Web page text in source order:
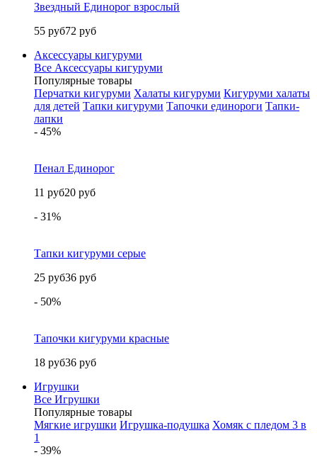
Звездный Единорог взрослый
55 руб72 руб
Аксессуары кигуруми
Все Аксессуары кигуруми
Популярные товары
Перчатки кигуруми Халаты кигуруми Кигуруми халаты
для детей Тапки кигуруми Тапочки единороги Тапки-
лапки
- 45%
Пенал Единорог
11 руб20 руб
- 31%
Тапки кигуруми серые
25 руб36 руб
- 50%
Тапочки кигуруми красные
18 руб36 руб
Игрушки
Все Игрушки
Популярные товары
Мягкие игрушки Игрушка-подушка Хомяк с пледом 3 в
1
- 39%